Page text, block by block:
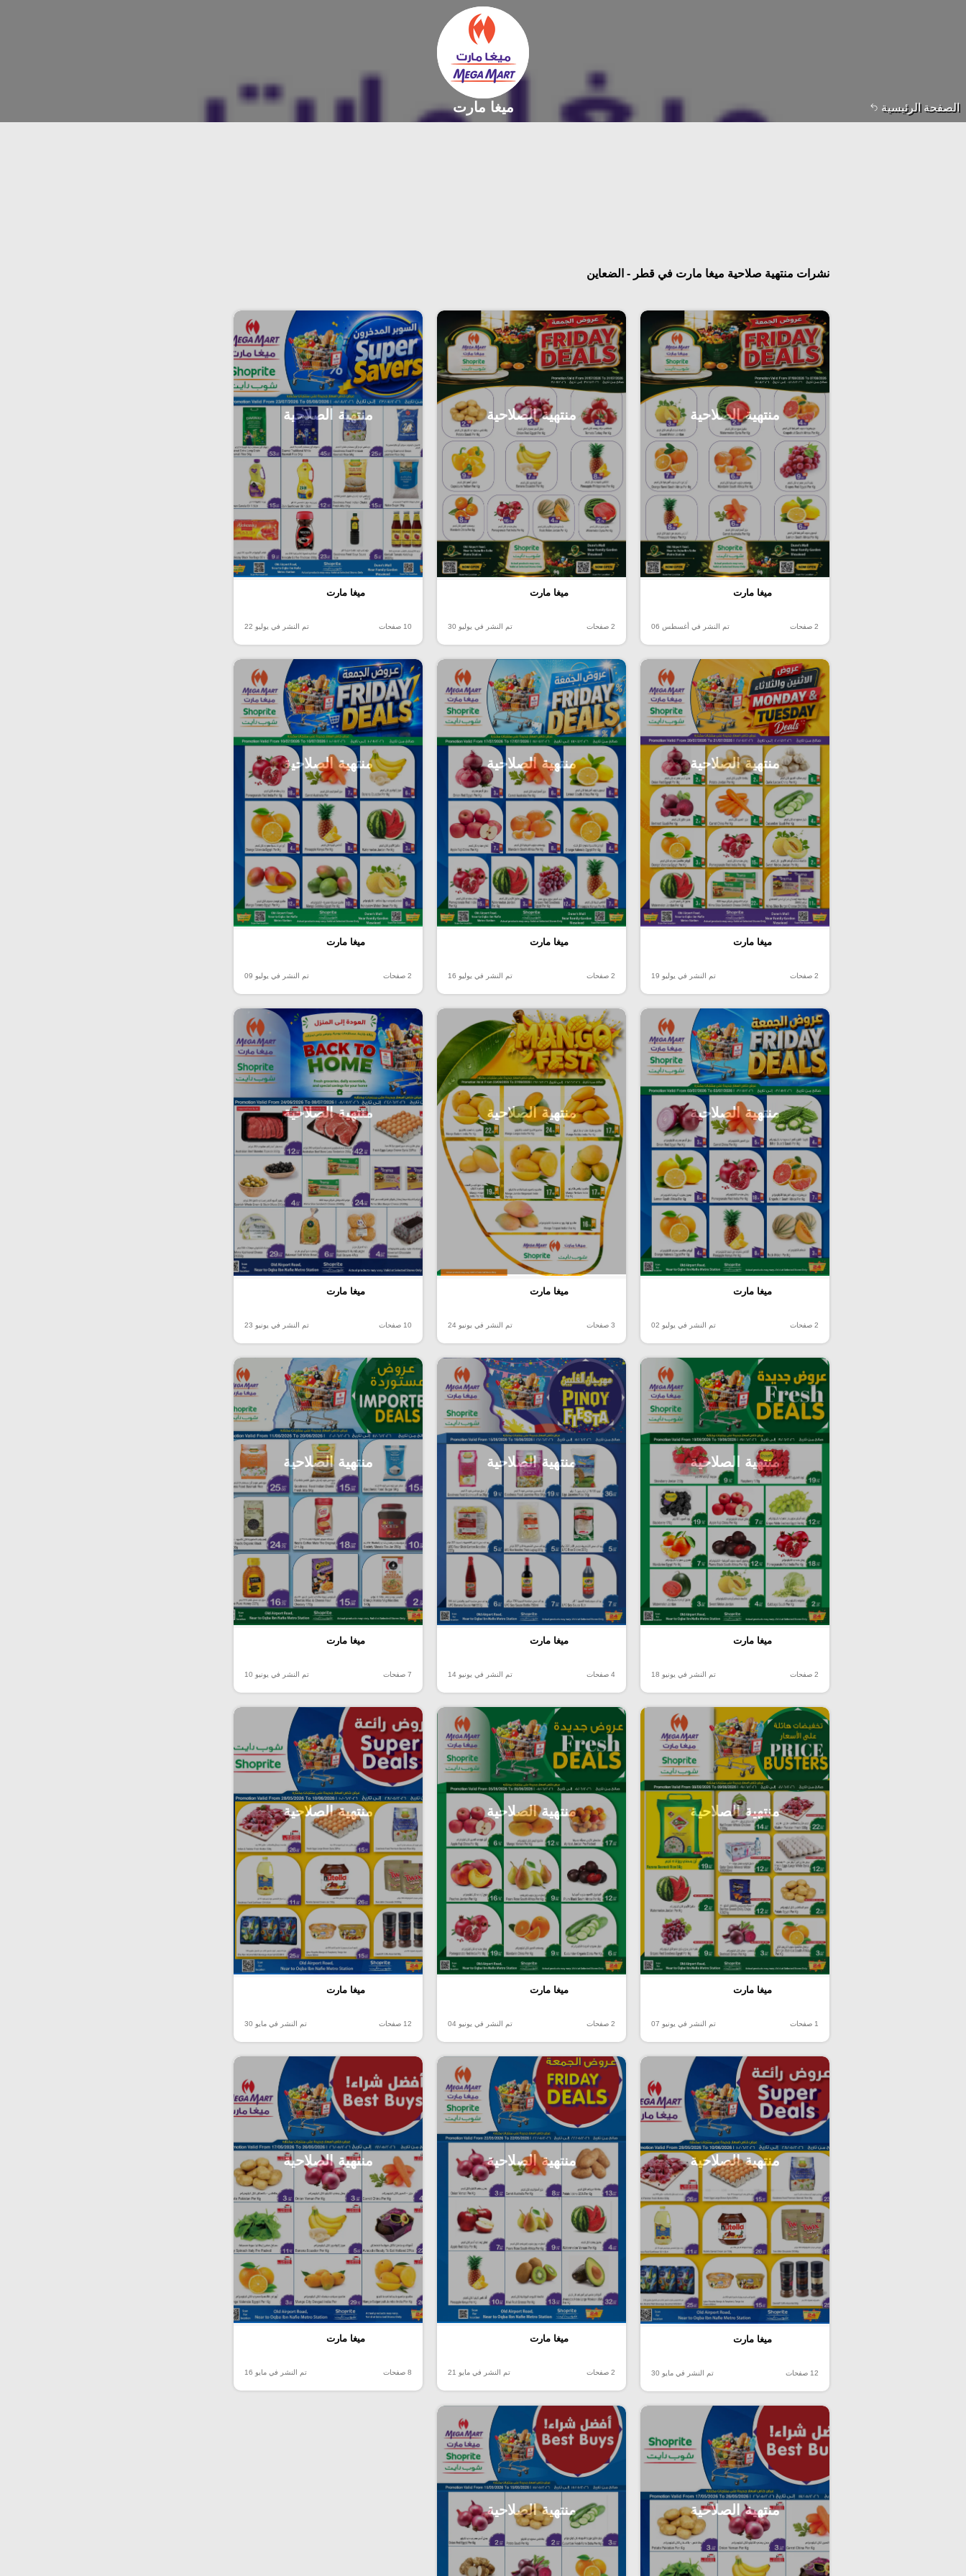
الصفحة الرئيسية ميغا مارت
نشرات منتهية صلاحية ميغا مارت في قطر - الضعاين
منتهية الصلاحية
ميغا مارت
2 صفحات تم النشر في أغسطس 06
منتهية الصلاحية
ميغا مارت
2 صفحات تم النشر في يوليو 30
منتهية الصلاحية
ميغا مارت
10 صفحات تم النشر في يوليو 22
منتهية الصلاحية
ميغا مارت
2 صفحات تم النشر في يوليو 19
منتهية الصلاحية
ميغا مارت
2 صفحات تم النشر في يوليو 16
منتهية الصلاحية
ميغا مارت
2 صفحات تم النشر في يوليو 09
منتهية الصلاحية
ميغا مارت
2 صفحات تم النشر في يوليو 02
منتهية الصلاحية
ميغا مارت
3 صفحات تم النشر في يونيو 24
منتهية الصلاحية
ميغا مارت
10 صفحات تم النشر في يونيو 23
منتهية الصلاحية
ميغا مارت
2 صفحات تم النشر في يونيو 18
منتهية الصلاحية
ميغا مارت
4 صفحات تم النشر في يونيو 14
منتهية الصلاحية
ميغا مارت
7 صفحات تم النشر في يونيو 10
منتهية الصلاحية
ميغا مارت
1 صفحات تم النشر في يونيو 07
منتهية الصلاحية
ميغا مارت
2 صفحات تم النشر في يونيو 04
منتهية الصلاحية
ميغا مارت
12 صفحات تم النشر في مايو 30
منتهية الصلاحية
ميغا مارت
12 صفحات تم النشر في مايو 30
منتهية الصلاحية
ميغا مارت
2 صفحات تم النشر في مايو 21
منتهية الصلاحية
ميغا مارت
8 صفحات تم النشر في مايو 16
منتهية الصلاحية منتهية الصلاحية